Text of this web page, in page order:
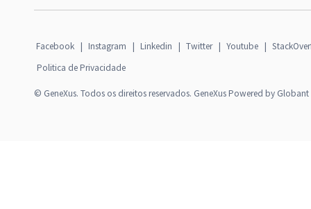
Facebook | Instagram | Linkedin | Twitter | Youtube |
Politica de Privacidade
© GeneXus. Todos os direitos reservados. GeneXus Powered by Globant